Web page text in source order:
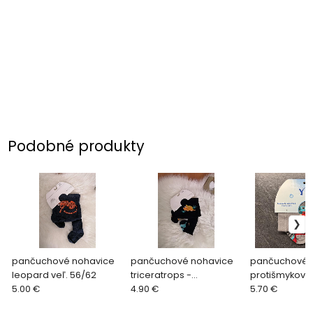
Podobné produkty
pančuchové nohavice
leopard veľ. 56/62
5.00 €
pančuchové nohavice
triceratrops -
tmavomodré veľ. 56/62
4.90 €
pančuchové
veľ. 62/68
5.70 €